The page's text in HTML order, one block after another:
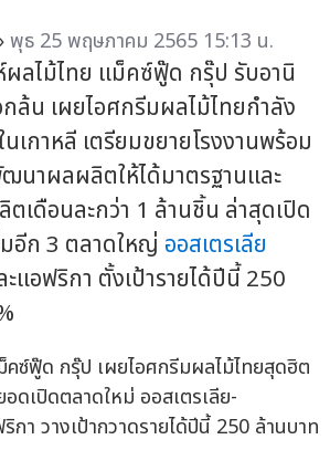
พุธ 25 พฤษภาคม 2565 15:13 น.
ผลไม้ไทย แม็คซ์ฟู๊ด กรุ๊ป รับอานิ
ล้น เผยไอศกรีมผลไม้ไทยกำลัง
เกาหลี เตรียมขยายโรงงานพร้อม
นาผลผลิตให้ได้มาตรฐานและ
เดือนละกว่า 1 ล้านชิ้น ล่าสุดเปิด
อีก 3 ตลาดใหญ่ ออสเตรเลีย
แอฟริกา ตั้งเป้ารายได้ปีนี้ 250